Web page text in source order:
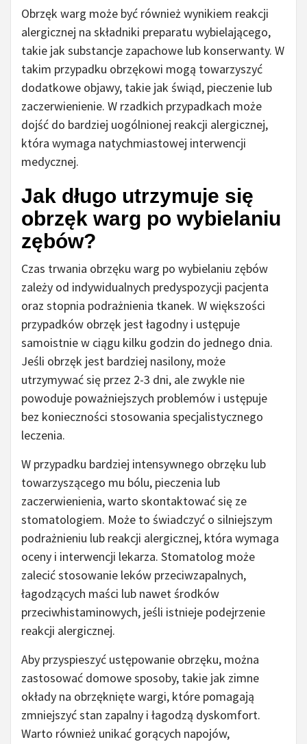
Obrzęk warg może być również wynikiem reakcji
alergicznej na składniki preparatu wybielającego,
takie jak substancje zapachowe lub konserwanty. W
takim przypadku obrzękowi mogą towarzyszyć
dodatkowe objawy, takie jak świąd, pieczenie lub
zaczerwienienie. W rzadkich przypadkach może
dojść do bardziej uogólnionej reakcji alergicznej,
która wymaga natychmiastowej interwencji
medycznej.
Jak długo utrzymuje się
obrzęk warg po wybielaniu
zębów?
Czas trwania obrzęku warg po wybielaniu zębów
zależy od indywidualnych predyspozycji pacjenta
oraz stopnia podrażnienia tkanek. W większości
przypadków obrzęk jest łagodny i ustępuje
samoistnie w ciągu kilku godzin do jednego dnia.
Jeśli obrzęk jest bardziej nasilony, może
utrzymywać się przez 2-3 dni, ale zwykle nie
powoduje poważniejszych problemów i ustępuje
bez konieczności stosowania specjalistycznego
leczenia.
W przypadku bardziej intensywnego obrzęku lub
towarzyszącego mu bólu, pieczenia lub
zaczerwienienia, warto skontaktować się ze
stomatologiem. Może to świadczyć o silniejszym
podrażnieniu lub reakcji alergicznej, która wymaga
oceny i interwencji lekarza. Stomatolog może
zalecić stosowanie leków przeciwzapalnych,
łagodzących maści lub nawet środków
przeciwhistaminowych, jeśli istnieje podejrzenie
reakcji alergicznej.
Aby przyspieszyć ustępowanie obrzęku, można
zastosować domowe sposoby, takie jak zimne
okłady na obrzęknięte wargi, które pomagają
zmniejszyć stan zapalny i łagodzą dyskomfort.
Warto również unikać gorących napojów,